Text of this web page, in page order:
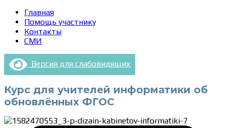
Главная
Помощь участнику
Контакты
СМИ
Версия для слабовидящих
Курс для учителей информатики об
обновлённых ФГОС